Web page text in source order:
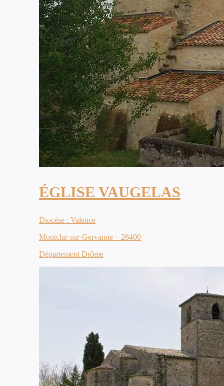
ÉGLISE VAUGELAS
Diocèse : Valence
Montclar-sur-Gervanne – 26400
Département Drôme